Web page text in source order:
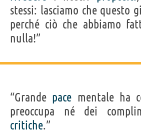
stessi: lasciamo che questo
perché ciò che abbiamo
nulla!”
“Grande pace mentale ha
preoccupa né dei
critiche.”